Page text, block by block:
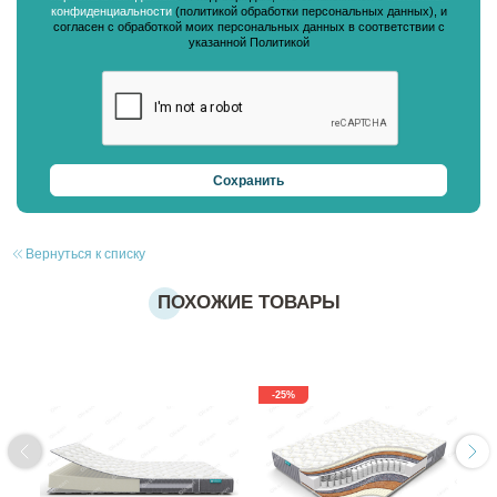
конфиденциальности(политикой обработки персональных данных), и
согласен с обработкой моих персональных данных в соответствии с
указанной Политикой
Вернуться к списку
ПОХОЖИЕ ТОВАРЫ
-25%